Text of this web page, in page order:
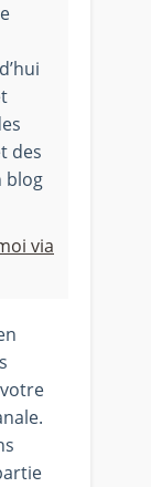
des
blog
via